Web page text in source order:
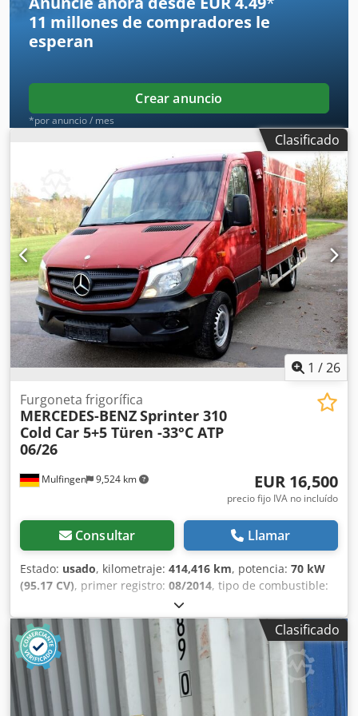
11 millones de compradores le
esperan
Crear anuncio
*por anuncio / mes
Clasificado
1 /26
Mulfingen 9,524 km
Furgoneta frigorífica
MERCEDES-BENZSprinter 310
Cold Car 5+5 Türen -33°C ATP
06/26
EUR 16,500
precio fijo IVA no incluído
Consultar Llamar
Estado: usado, kilometraje: 414,416 km, potencia: 70 kW
(95.17 CV), primer registro: 08/2014, tipo de combustible:
, configuración de ejes:
distancia entre ejes:3,665 mm, color:rojo, cabina del
conductor: cabina del conductor , tipo de engranaje:
mecánico
, clase de emisión: Euro 5, número de asientos:
2, Equipamiento: ABS, airbag, cierre centralizado
Potencia/Motor: 2.143 cm³, con turbocompresor Ejes: 4x2
Frenos: ASR, frenos de disco Cabina: acristalamiento
Clasificado